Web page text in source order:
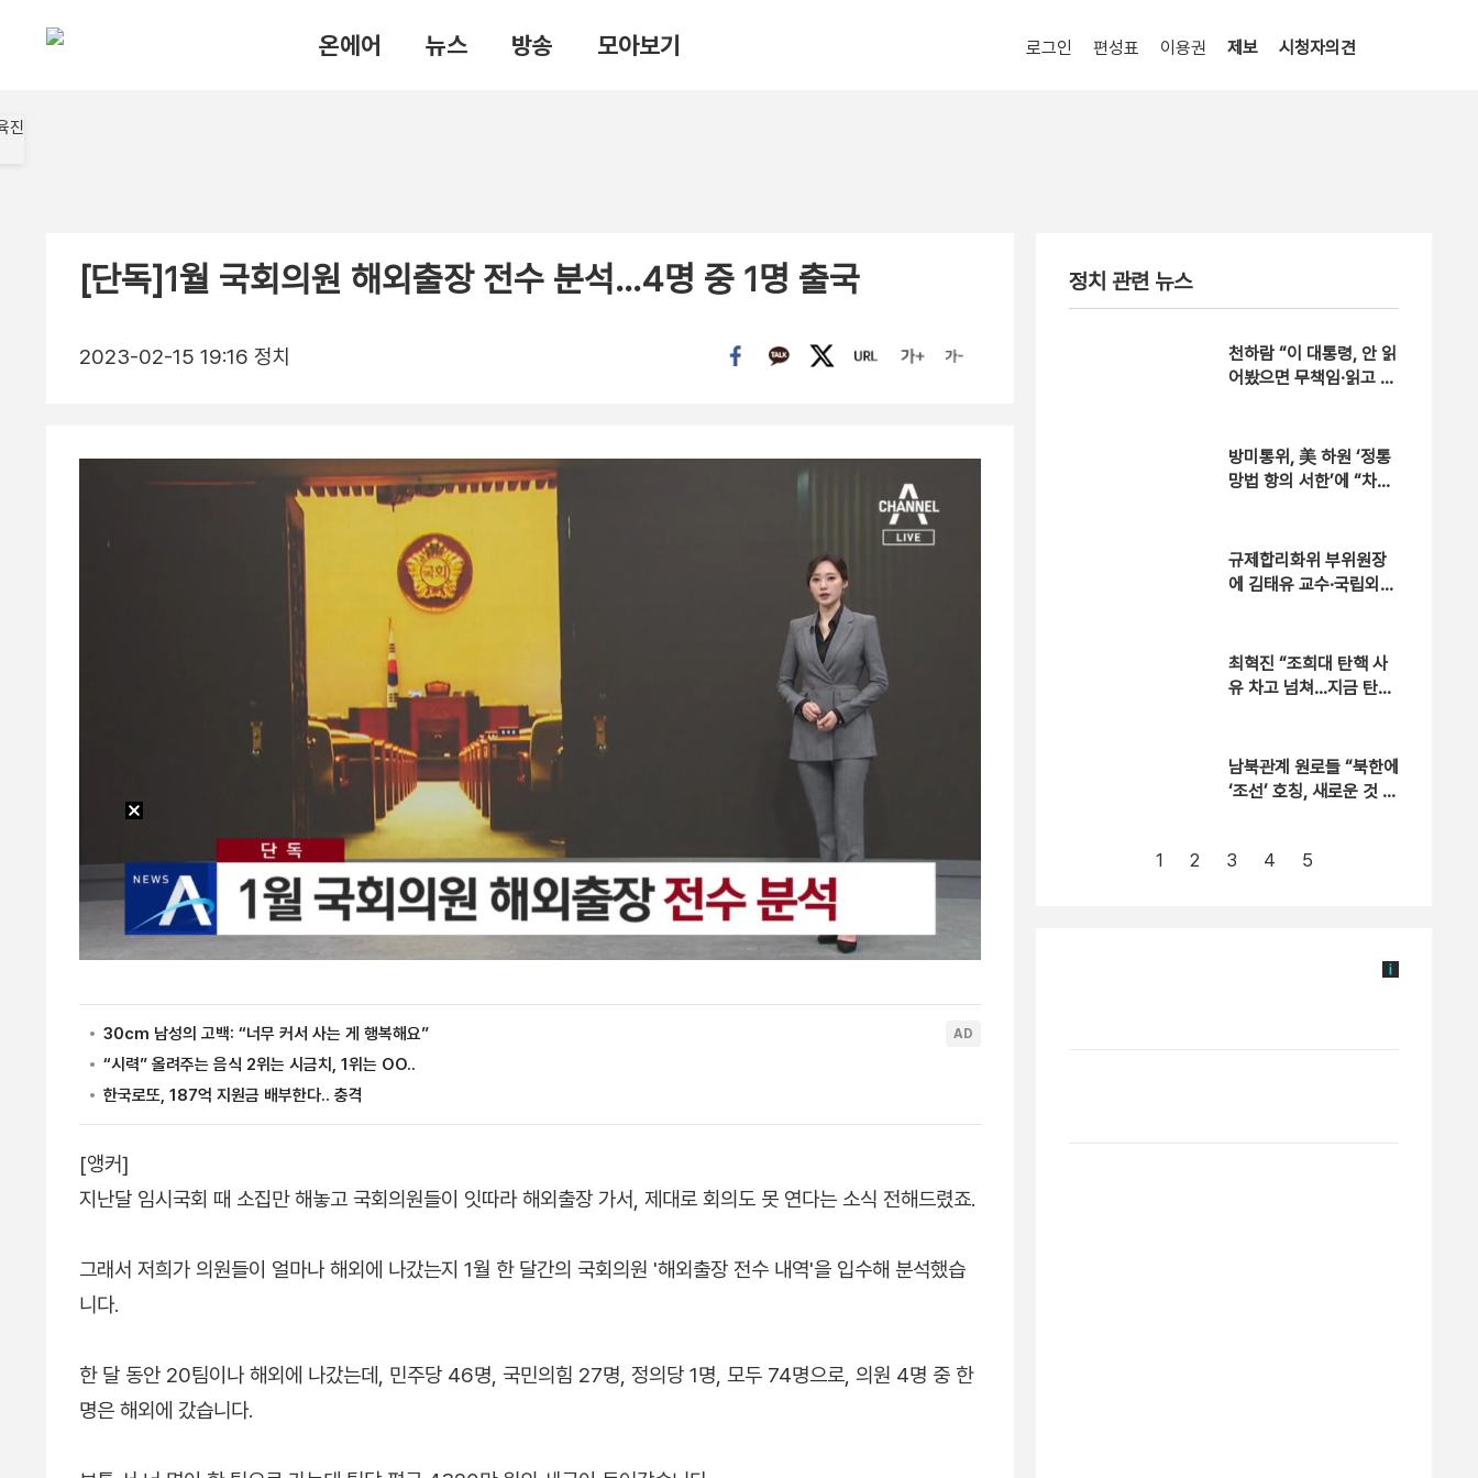
온에어 뉴스 방송 모아보기 로그인 편성표 이용권 제보 시청자의견
[단독]1월 국회의원 해외출장 전수 분석…4명 중 1명 출국
2023-02-15 19:16 정치
[앵커]
지난달 임시국회 때 소집만 해놓고 국회의원들이 잇따라 해외출장 가서, 제대로 회의도 못 연다는 소식 전해드렸죠.
그래서 저희가 의원들이 얼마나 해외에 나갔는지 1월 한 달간의 국회의원 '해외출장 전수 내역'을 입수해 분석했습
니다.
한 달 동안 20팀이나 해외에 나갔는데, 민주당 46명, 국민의힘 27명, 정의당 1명, 모두 74명으로, 의원 4명 중 한
명은 해외에 갔습니다.
정치 관련 뉴스
천하람 “이 대통령, 안 읽
어봤으면 무책임·읽고 모
방미통위, 美 하원 ‘정통
망법 항의 서한’에 “차별
규제합리화위 부위원장
에 김태유 교수·국립외교
최혁진 “조희대 탄핵 사
유 차고 넘쳐…지금 탄핵
남북관계 원로들 “북한에
‘조선’ 호칭, 새로운 것 아
1 2 3 4 5